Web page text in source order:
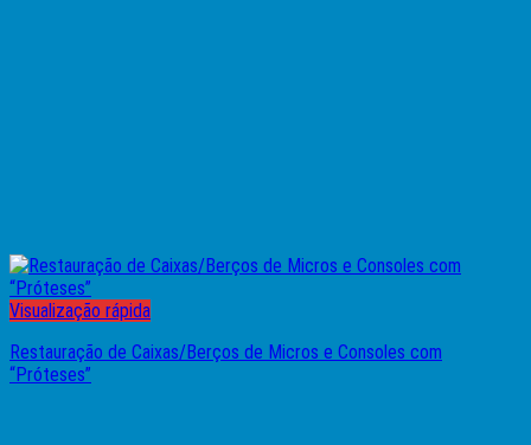
Visualização rápida
Restauração de Caixas/Berços de Micros e Consoles com
“Próteses”